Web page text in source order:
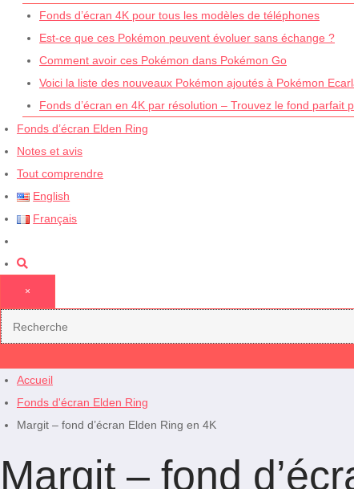
Fonds d’écran 4K pour tous les modèles de téléphones
Est-ce que ces Pokémon peuvent évoluer sans échange ?
Comment avoir ces Pokémon dans Pokémon Go
Voici la liste des nouveaux Pokémon ajoutés à Pokémon
Fonds d’écran en 4K par résolution – Trouvez le fond parfait
Fonds d’écran Elden Ring
Notes et avis
Tout comprendre
English
Français
×
Accueil
Fonds d'écran Elden Ring
Margit – fond d’écran Elden Ring en 4K
Margit – fond